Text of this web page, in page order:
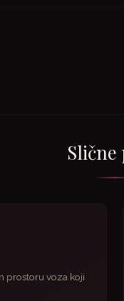
Slične
prostoru voza koji